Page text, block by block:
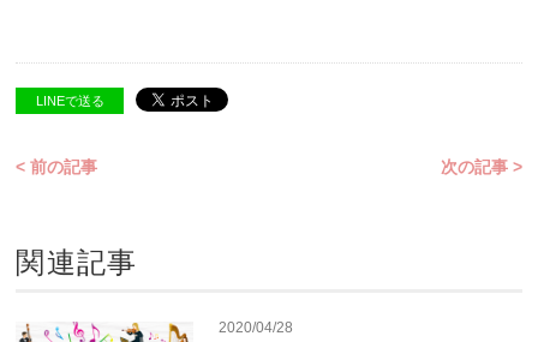
LINEで送る
< 前の記事 次の記事 >
関連記事
2020/04/28